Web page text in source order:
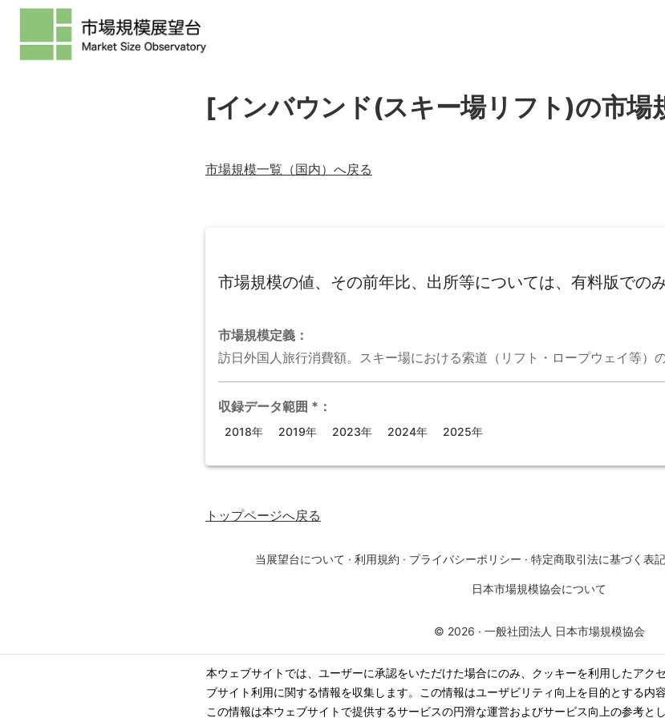
本ウェブサイトでは、ユーザーに承認をいただけた場合にのみ、クッキーを利用したアク
ブサイト利用に関する情報を収集します。この情報はユーザビリティ向上を目的とする内
この情報は本ウェブサイトで提供するサービスの円滑な運営およびサービス向上の参考と
[インバウンド(スキー場リフト)の市場
市場規模一覧（国内）へ戻る
市場規模の値、その前年比、出所等については、有料版での
市場規模定義：
訪日外国人旅行消費額。スキー場における索道（リフト・ロープウェイ等）の
収録データ範囲 * ：
2018年 2019年 2023年 2024年 2025年
トップページへ戻る
当展望台について · 利用規約 · プライバシーポリシー · 特定商取引法に基づく表記
日本市場規模協会について
© 2026 · 一般社団法人 日本市場規模協会